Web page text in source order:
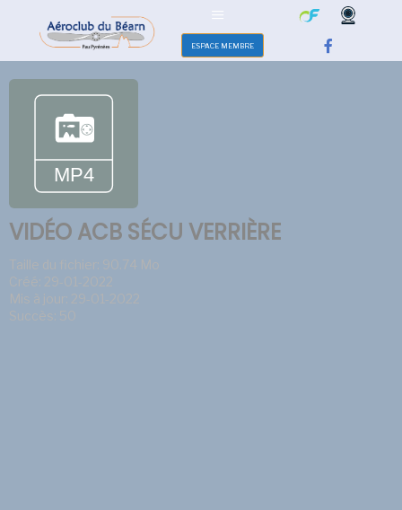
ESPACE MEMBRE
VIDÉO ACB SÉCU VERRIÈRE
Taille du fichier: 90.74 Mo
Créé: 29-01-2022
Mis à jour: 29-01-2022
Succès: 50